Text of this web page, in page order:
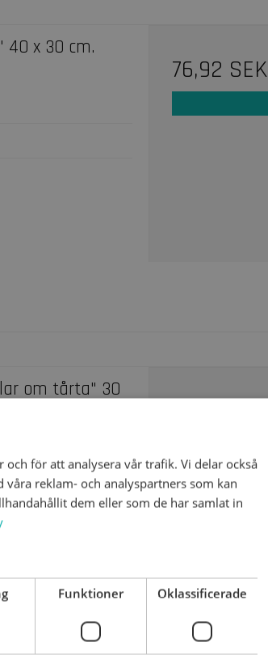
40 x 30 cm.
76,92 SEK
om tårta" 30
för att analysera vår trafik. Vi delar också
reklam- och analyspartners som kan
dem eller som de har samlat in
Funktioner Oklassificerade